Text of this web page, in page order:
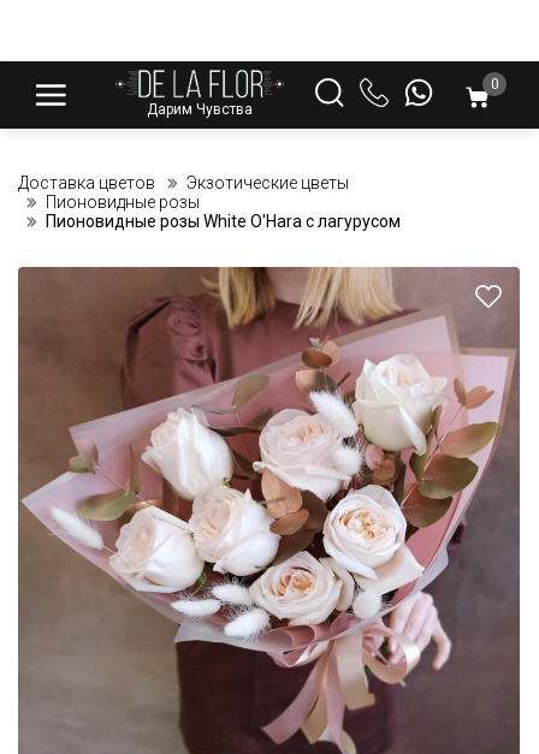
Дарим Чувства
0
Доставка цветов
Экзотические цветы
Пионовидные розы
Пионовидные розы White O'Hara с лагурусом